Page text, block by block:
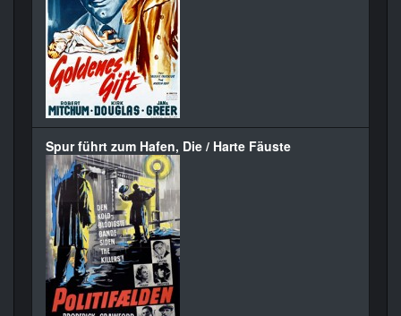
Spur führt zum Hafen, Die / Harte Fäuste